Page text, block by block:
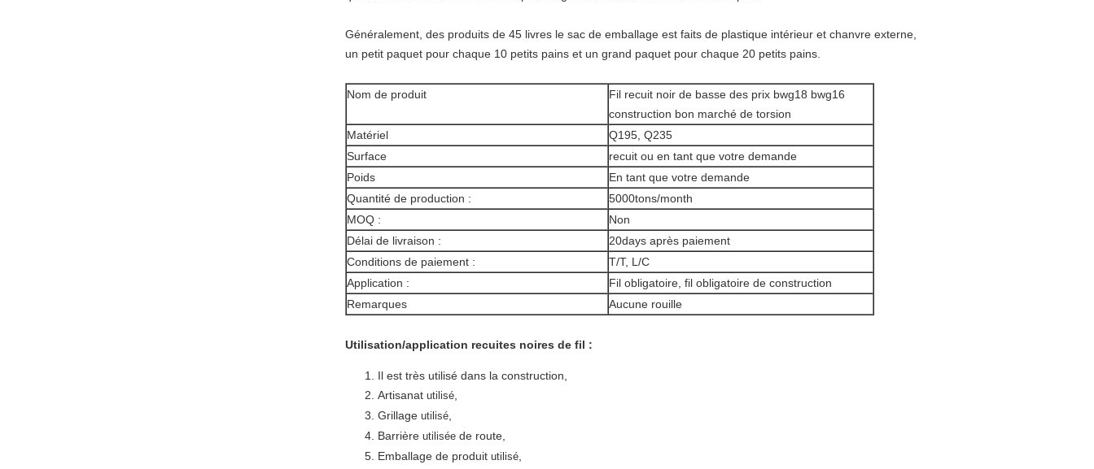
Généralement, des produits de 45 livres le sac de emballage est faits de plastique intérieur et chanvre externe,
un petit paquet pour chaque 10 petits pains et un grand paquet pour chaque 20 petits pains.
Nom de produit
Fil recuit noir de basse des prix bwg18 bwg16
construction bon marché de torsion
Matériel
Q195, Q235
Surface
recuit ou en tant que votre demande
Poids
En tant que votre demande
Quantité de production :
5000tons/month
MOQ :
Non
Délai de livraison :
20days après paiement
Conditions de paiement :
T/T, L/C
Application :
Fil obligatoire, fil obligatoire de construction
Remarques
Aucune rouille
Utilisation/application recuites noires de fil :
Il est très utilisé dans la construction,
Artisanat utilisé
Grillage utilisé
Barrière utilisée de route,
Emballage de produit utilisé